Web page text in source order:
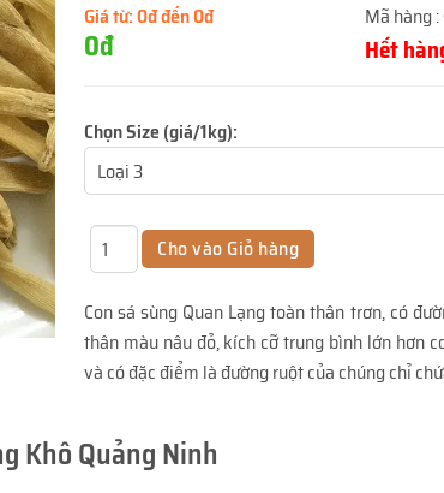
Giá từ:0đ đến 0đ
0đ
Mã hàng :
Hết
Chọn Size (giá/1kg):
Con sá sùng Quan Lạng toàn thân trơn, có
thân màu nâu đỏ, kích cỡ trung bình lớn hơn
và có đặc điểm là đường ruột của chúng chỉ
Khô Quảng Ninh